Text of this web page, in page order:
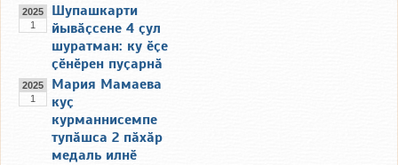
2025
1
Шупашкарти
йывӑҫсене 4 ҫул
шуратман: ку ӗҫе
ҫӗнӗрен пуҫарнӑ
2025
1
Мария Мамаева
куҫ
курманнисемпе
тупӑшса 2 пӑхӑр
медаль илнӗ